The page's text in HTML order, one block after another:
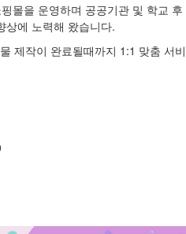
몰을 운영하며 공공기관 및 학교 후
상에 노력해 왔습니다.
제작이 완료될때까지 1:1 맞춤 서비